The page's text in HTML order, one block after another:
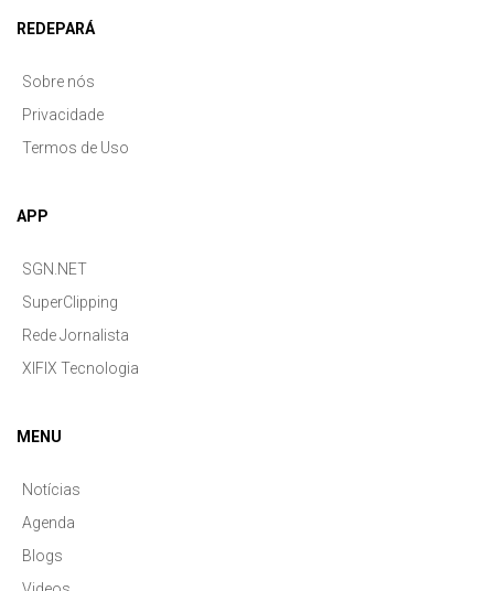
REDEPARÁ
Sobre nós
Privacidade
Termos de Uso
APP
SGN.NET
SuperClipping
Rede Jornalista
XIFIX Tecnologia
MENU
Notícias
Agenda
Blogs